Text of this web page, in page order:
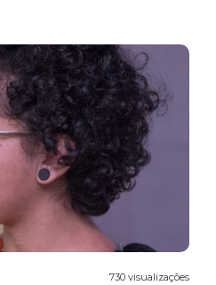
730 visualizações